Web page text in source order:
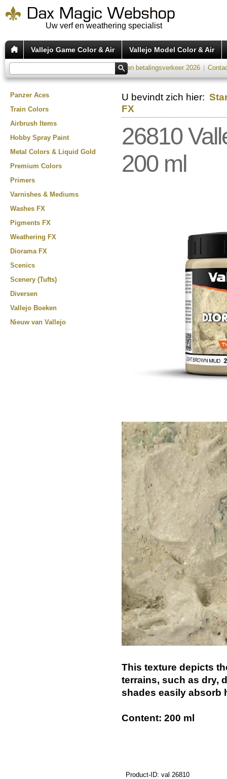
Uw verf en weathering specialist
Vallejo Game Color & Air Vallejo Model Color & Air
Kosten betalingsverkeer 2026
Panzer Aces
Train Colors
Airbrush Items
Hobby Spray Paint
Metal Colors & Liquid Gold
Premium Colors
Primers
Varnishes & Mediums
Washes FX
Pigments FX
Weathering FX
Diorama FX
Scenics
Scenery (Tufts)
Diversen
Vallejo Boeken
Nieuw van Vallejo
U bevindt zich hier:
FX
26810
200 ml
This texture depicts
terrains, such as dry,
shades easily absorb
Content: 200 ml
Product-ID: val 26810